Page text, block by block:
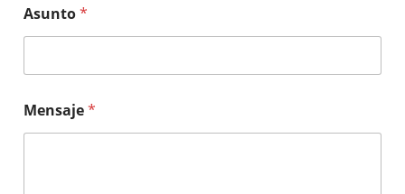
Asunto*
Mensaje*